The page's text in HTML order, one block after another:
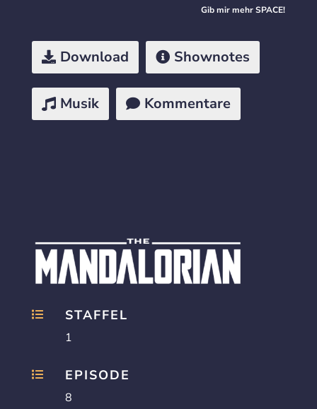
Gib mir mehrSPACE!
Download Shownotes
Musik Kommentare
 STAFFEL
1
 EPISODE
8